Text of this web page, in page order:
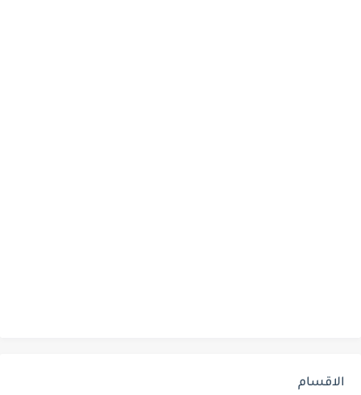
الاقسام